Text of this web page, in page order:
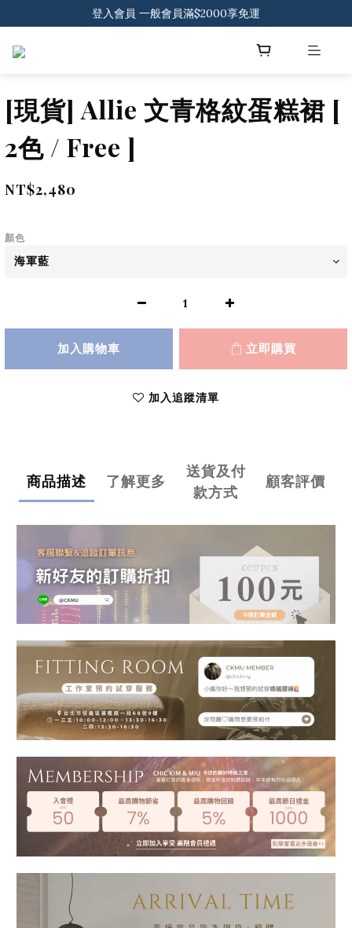
登入會員 一般會員滿$2000享免運
登入會員 一般會員滿$2000享免運
[現貨] Allie 文青格紋蛋糕裙 [
2色 / Free ]
NT$2,480
顏色
加入購物車 立即購買
加入追蹤清單
商品描述 了解更多
送貨及付
款方式
顧客評價